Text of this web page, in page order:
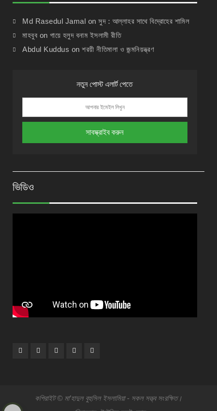
Md Rasedul Jamal onসুদ : আল্লাহর সাথে বিদ্রোহের শামিল
মাহবুব onগায়ে হলুদ বনাম ইসলামী রীতি
Abdul Kuddus onশরয়ী নীতিমালা ও জন্মনিয়ন্ত্রণ
নতুন পোস্ট এলার্ট পেতে
ভিডিও
কপিরাইট © মা’হাদুল বুহুসিল ইসলামিয়া - সকল সত্ত্ব সংরক্ষিত।